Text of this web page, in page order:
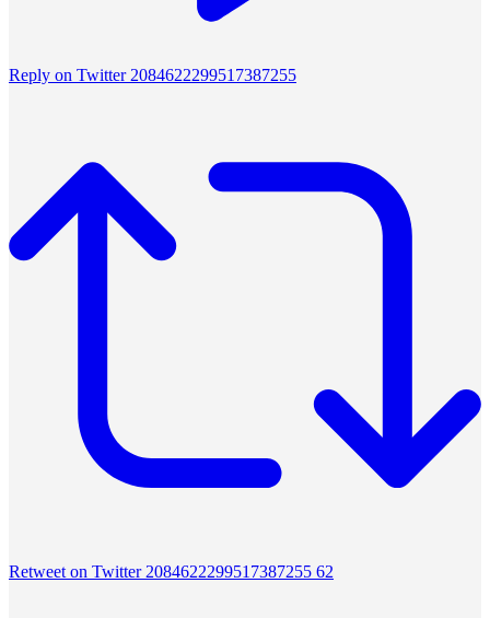
Reply on Twitter 2084622299517387255
Retweet on Twitter 2084622299517387255 62